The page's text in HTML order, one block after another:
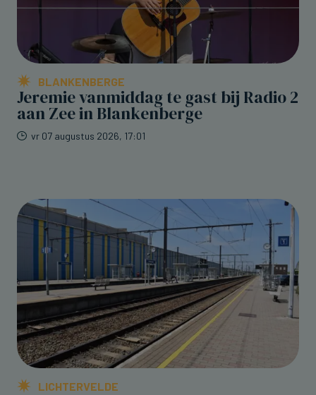
BLANKENBERGE
Jeremie vanmiddag te gast bij Radio 2
aan Zee in Blankenberge
vr 07 augustus 2026, 17:01
LICHTERVELDE